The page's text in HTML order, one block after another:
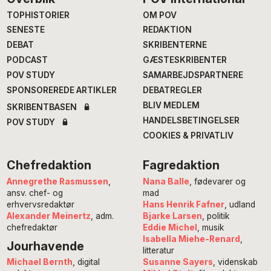
TOPHISTORIER
SENESTE
DEBAT
PODCAST
POV STUDY
SPONSOREREDE ARTIKLER
SKRIBENTBASEN
POV STUDY
OM POV
REDAKTION
SKRIBENTERNE
GÆSTESKRIBENTER
SAMARBEJDSPARTNERE
DEBATREGLER
BLIV MEDLEM
HANDELSBETINGELSER
COOKIES & PRIVATLIV
Chefredaktion
Annegrethe Rasmussen
ansv. chef- og
erhvervsredaktør
Alexander Meinertz , adm.
chefredaktør
Jourhavende
Michael Bernth, digital
Fagredaktion
Nana Balle , fødevarer og
mad
Hans Henrik Fafner, udland
Bjarke Larsen , politik
Eddie Michel
, musik
Isabella Miehe-Renard
litteratur
Susanne Sayers , videnskab